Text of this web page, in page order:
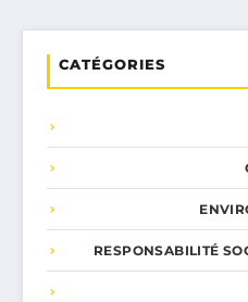
CATÉGORIES
RESPONSABILITÉ